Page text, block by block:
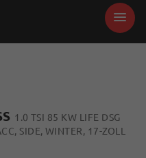
1.0 TSI 85 KW LIFE DSG
SIDE, WINTER, 17-ZOLL